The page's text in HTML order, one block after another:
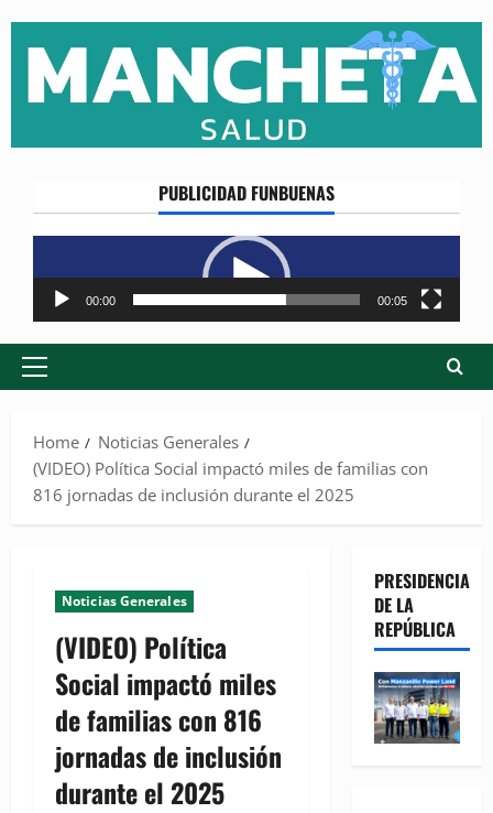
content
PUBLICIDAD FUNBUENAS
Reproductor
de
vídeo
00:00 00:05
Primary
Home
Noticias Generales
(VIDEO) Política Social impactó miles de familias con
816 jornadas de inclusión durante el 2025
Noticias Generales
(VIDEO) Política
Social impactó miles
de familias con 816
jornadas de inclusión
durante el 2025
PRESIDENCIA
DE LA
REPÚBLICA